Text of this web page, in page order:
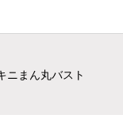
ニまん丸バスト